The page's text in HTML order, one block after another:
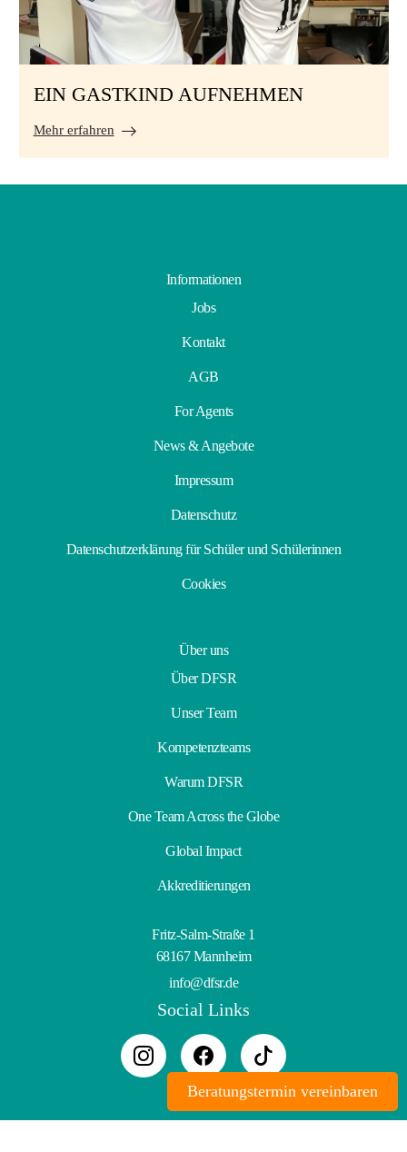
EIN GASTKIND AUFNEHMEN
Mehr erfahren
Informationen
Jobs
Kontakt
AGB
For Agents
News & Angebote
Impressum
Datenschutz
Datenschutzerklärung für Schüler und Schülerinnen
Cookies
Über uns
Über DFSR
Unser Team
Kompetenzteams
Warum DFSR
One Team Across the Globe
Global Impact
Akkreditierungen
Fritz-Salm-Straße 1
68167 Mannheim
info@dfsr.de
Social Links
Beratungstermin vereinbaren